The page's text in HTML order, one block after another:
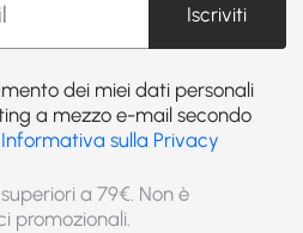
Iscriviti
dei miei dati personali
a mezzo e-mail secondo
Informativa sulla Privacy
a 79€. Non è
promozionali.